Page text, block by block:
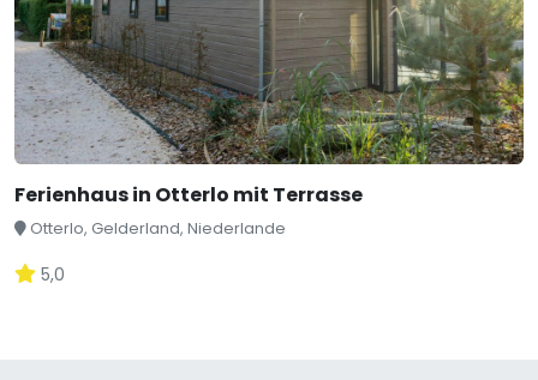
Ferienhaus in Otterlo mit Terrasse
Otterlo, Gelderland, Niederlande
5,0